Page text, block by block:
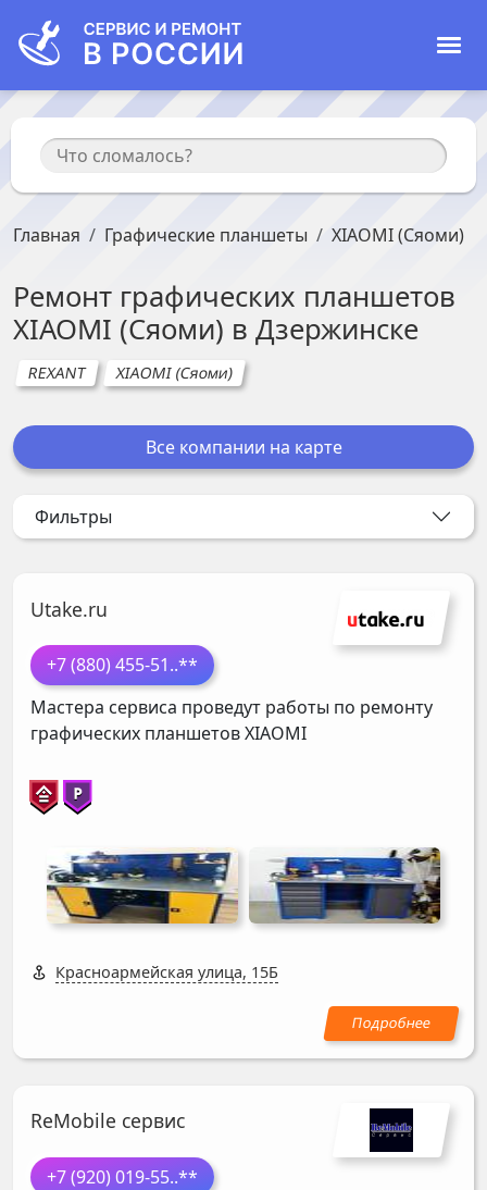
Главная Графические планшеты XIAOMI (Сяоми)
Ремонт графических планшетов
XIAOMI (Сяоми) в Дзержинске
REXANT XIAOMI (Сяоми)
Все компании на карте
Фильтры
Utake.ru
+7 (880) 455-51..**
Мастера сервиса проведут работы по ремонту
графических планшетовXIAOMI
Красноармейская улица, 15Б
ReMobile сервис
+7 (920) 019-55..**